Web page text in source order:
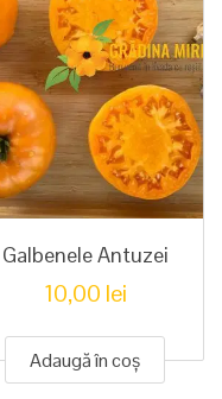
Galbenele Antuzei
10,00 lei
Adaugă în coș